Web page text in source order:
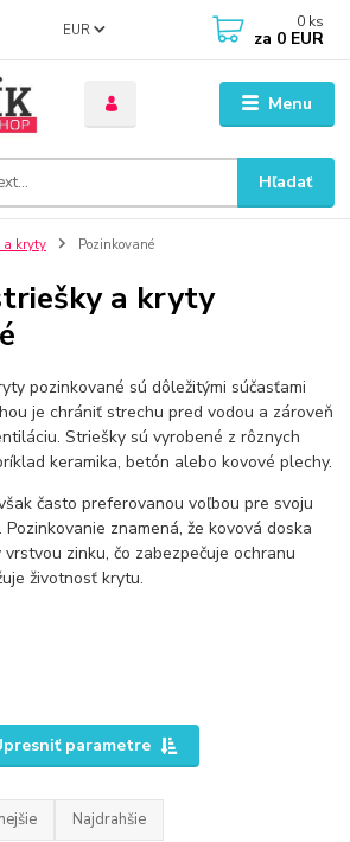
Menu
EUR
Hľadať
0 ks
za 0 EUR
a kryty Pozinkované
a kryty
pozinkované sú dôležitými súčasťami
je chrániť strechu pred vodou a zároveň
Striešky sú vyrobené z rôznych
keramika, betón alebo kovové plechy.
často preferovanou voľbou pre svoju
znamená, že kovová doska
zinku, čo zabezpečuje ochranu
životnosť krytu.
parametre
Najdrahšie